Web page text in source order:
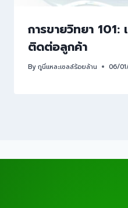
การขายวิทยา 101:
ติดต่อลูกค้า
Byกูนี่แหละเซลล์ร้อยล้าน 06/